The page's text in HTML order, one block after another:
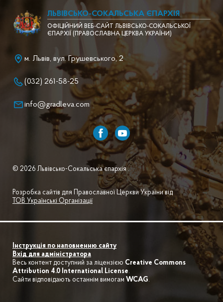
ЛЬВІВСЬКО-СОКАЛЬСЬКА ЄПАРХІЯ
ОФІЦІЙНИЙ ВЕБ-САЙТ ЛЬВІВСЬКО-СОКАЛЬСЬКОЇ
ЄПАРХІЇ (ПРАВОСЛАВНА ЦЕРКВА УКРАЇНИ)
м. Львів, вул. Грушевського, 2
(032) 261-58-25
info@gradleva.com
© 2026 Львівсько-Сокальська єпархія .
Розробка сайтів для Православної Церкви України від
ТОВ Українські Організації
Інструкція по наповненню сайту
Вхід для адміністратора
Весь контент доступний за ліцензією Creative Commons
Attribution 4.0 International License.
Сайти відповідають останнім вимогам WCAG.